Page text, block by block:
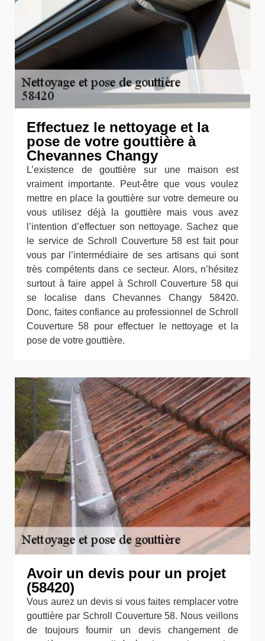
Effectuez le nettoyage et la
pose de votre gouttière à
Chevannes Changy
L’existence de gouttière sur une maison est
vraiment importante. Peut-être que vous voulez
mettre en place la gouttière sur votre demeure ou
vous utilisez déjà la gouttière mais vous avez
l’intention d’effectuer son nettoyage. Sachez que
le service de Schroll Couverture 58 est fait pour
vous par l’intermédiaire de ses artisans qui sont
très compétents dans ce secteur. Alors, n’hésitez
surtout à faire appel à Schroll Couverture 58 qui
se localise dans Chevannes Changy 58420.
Donc, faites confiance au professionnel de Schroll
Couverture 58 pour effectuer le nettoyage et la
pose de votre gouttière.
Avoir un devis pour un projet
(58420)
Vous aurez un devis si vous faites remplacer votre
gouttière par Schroll Couverture 58. Nous veillons
de toujours fournir un devis changement de